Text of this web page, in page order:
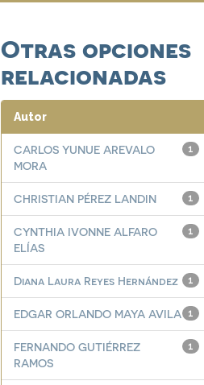
Otras opciones
relacionadas
Autor
1
CARLOS YUNUE AREVALO
MORA
1
CHRISTIAN PÉREZ LANDIN
1
CYNTHIA IVONNE ALFARO
ELÍAS
1
Diana Laura Reyes Hernández
1
EDGAR ORLANDO MAYA AVILA
1
FERNANDO GUTIÉRREZ
RAMOS